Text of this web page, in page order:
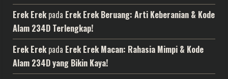
Erek Erek pada Erek Erek Beruang: Arti Keberanian & Kode
Alam 234D Terlengkap!
Erek Erek pada Erek Erek Macan: Rahasia Mimpi & Kode
Alam 234D yang Bikin Kaya!